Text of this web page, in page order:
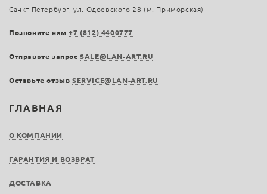
ГЛАВНАЯ
О КОМПАНИИ
ГАРАНТИЯ И ВОЗВРАТ
ДОСТАВКА
Санкт-Петербург, ул. Одоевского 28 (м. Приморская)
Позвоните нам+7 (812) 4400777
Отправьте запросSALE@LAN-ART.RU
Оставьте отзыв SERVICE@LAN-ART.RU